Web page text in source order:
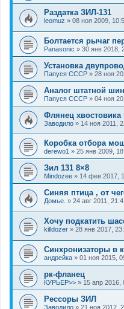
Раздатка ЗИЛ-131
leomuz » 08 ноя 2009,
Болтается рычаг
Panasonic » 30 янв 2018,
Установка
Папуся СССР » 28 ноя
Аналог штатной
Папуся СССР » 04 ноя
Флянец хвостовика
Заводило » 14 ноя 2011,
Коробка отбора
derewo1 » 25 янв 2009,
Зил 131 8×8
Mindozee » 14 фев 2017,
Синяя птица , от
Домье. » 24 авг 2011,
Хочу подкатить
killdozer » 28 янв 2017,
Синхронизаторы в
андрейка » 01 ноя 2015,
рк-фланец
КУРЬЕР>> » 15 апр 2016,
Рессоры ЗИЛ
Заводило » 21 ноя 2012,